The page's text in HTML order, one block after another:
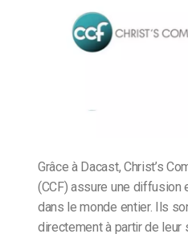
Grâce à Dacast, Christ’s
(CCF) assure une diffusion
dans le monde entier. Ils
directement à partir de leur